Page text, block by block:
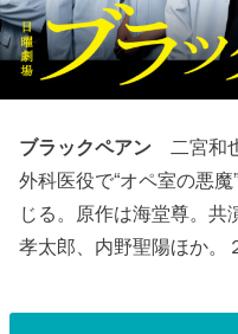
ブラックペアン 二宮和
外科医役で“オペ室の悪
じる。原作は海堂尊。共
孝太郎、内野聖陽ほか。